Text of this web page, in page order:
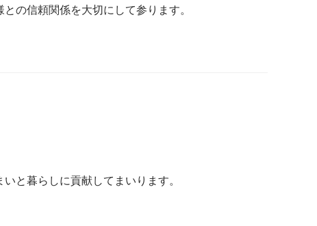
の信頼関係を大切にして参ります。
と暮らしに貢献してまいります。